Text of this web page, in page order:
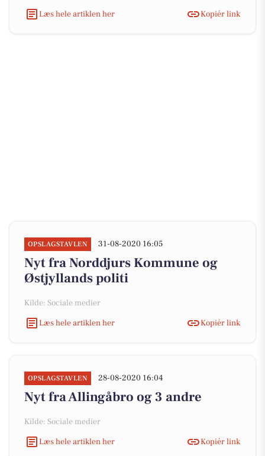
Læs hele artiklen her
Kopiér link
OPSLAGSTAVLEN 31-08-2020 16:05
Nyt fra Norddjurs Kommune og
Østjyllands politi
Kilde: Sociale medier
Læs hele artiklen her
Kopiér link
OPSLAGSTAVLEN 28-08-2020 16:04
Nyt fra Allingåbro og 3 andre
Kilde: Sociale medier
Læs hele artiklen her
Kopiér link